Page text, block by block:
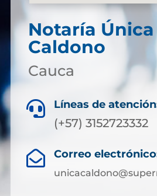
Notaría
Caldono
Cauca
 Líneas de
(+57) 3152723332
 Correo